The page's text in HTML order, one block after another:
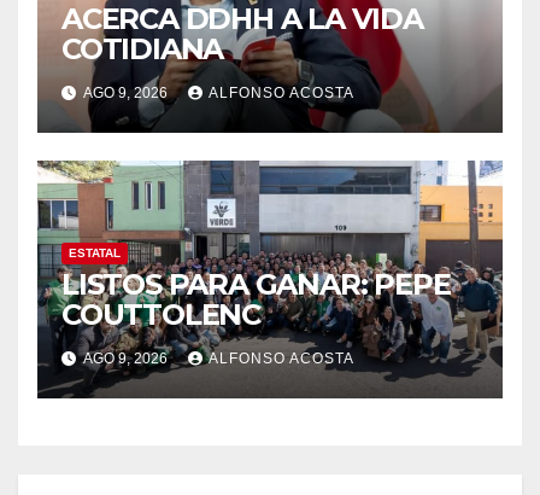
ACERCA DDHH A LA VIDA
COTIDIANA
AGO 9, 2026 ALFONSO ACOSTA
ESTATAL
LISTOS PARA GANAR: PEPE
COUTTOLENC
AGO 9, 2026 ALFONSO ACOSTA